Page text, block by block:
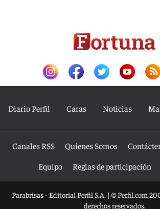
Diario Perfil Caras Noticias
Canales RSS Quienes Somos
Equipo
Reglas de participación
Parabrisas - Editorial Perfil S.A. | © Perfil.com
derechos reservados.